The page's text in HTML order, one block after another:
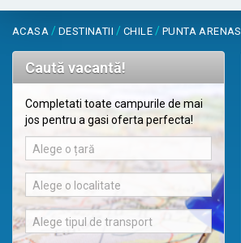
ACASA / DESTINATII / CHILE / PUNTA ARENAS
Caută vacantă!
Completati toate campurile de mai
jos pentru a gasi oferta perfecta!
Alege o țară
Alege o localitate
Alege tipul de transport